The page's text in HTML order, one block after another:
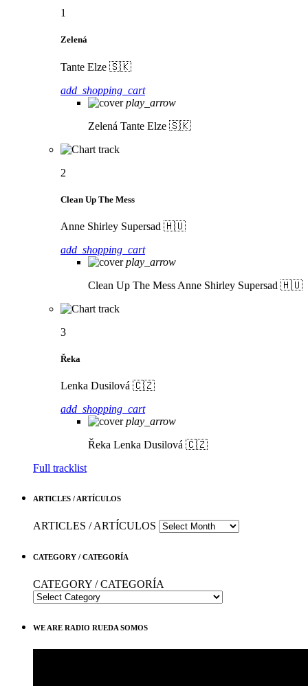
1
Zelená
Tante Elze 🇸🇰
add_shopping_cart
play_arrow
Zelená Tante Elze 🇸🇰
2
Clean Up The Mess
Anne Shirley Supersad 🇭🇺
add_shopping_cart
play_arrow
Clean Up The Mess Anne Shirley Supersad 🇭🇺
3
Řeka
Lenka Dusilová 🇨🇿
add_shopping_cart
play_arrow
Řeka Lenka Dusilová 🇨🇿
Full tracklist
ARTICLES / ARTÍCULOS
ARTICLES / ARTÍCULOS
CATEGORY / CATEGORÍA
CATEGORY / CATEGORÍA
WE ARE RADIO RUEDA SOMOS